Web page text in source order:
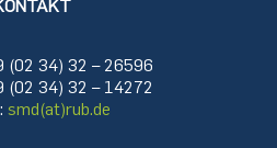
(02 34) 32 – 26596
(02 34) 32 – 14272
smd(at)rub.de